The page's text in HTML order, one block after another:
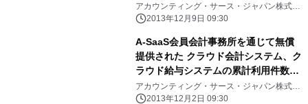
アカウンティング・サース・ジャパン株式会
社 2013年12月9日 09:30
A-SaaS会員会計事務所を通じて無償
提供された クラウド会計システム、ク
ラウド給与システムの累計利用件数が
20,000件突破
アカウンティング・サース・ジャパン株式会
社 2013年12月2日 09:30